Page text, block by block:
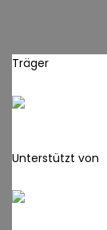
Träger
Unterstützt von